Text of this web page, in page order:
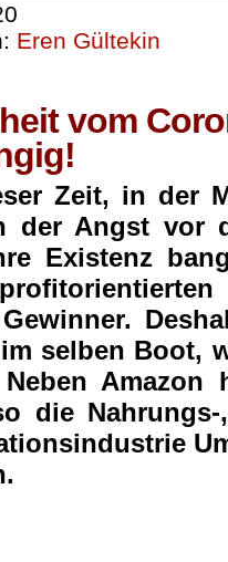
Eren Gültekin
vom
Zeit, in der
der Angst vor
Existenz
selben Boot,
Amazon
die